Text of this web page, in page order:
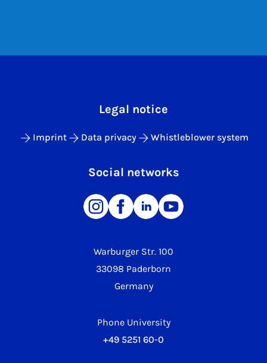
Warburger Str. 100
33098 Paderborn
Germany
Phone University
+49 5251 60-0
Legal notice
Imprint Data privacy Whistleblower system
Social networks